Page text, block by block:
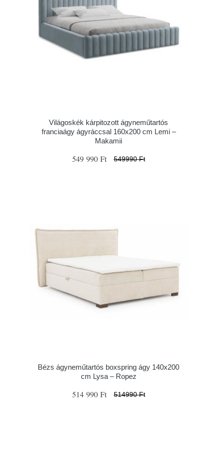
Világoskék kárpitozott ágyneműtartós
franciaágy ágyráccsal 160x200 cm Lemi –
Makamii
549 990 Ft 549990 Ft
Bézs ágyneműtartós boxspring ágy 140x200
cm Lysa – Ropez
514 990 Ft 514990 Ft